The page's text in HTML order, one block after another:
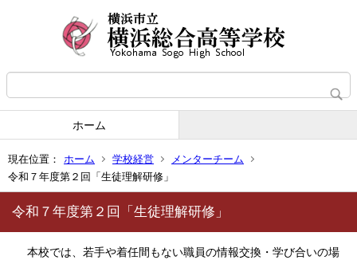
ホーム
現在位置： ホーム 学校経営
メンターチーム
令和７年度第２回「生徒理解研修」
令和７年度第２回「生徒理解研修」
本校では、 若手や着任間もない職員の情報交換・ 学び合いの場